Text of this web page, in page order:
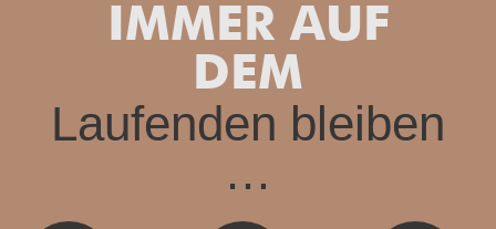
IMMER AUF
DEM
Laufenden bleiben
…